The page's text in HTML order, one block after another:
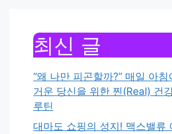
최신 글
“왜 나만 피곤할까?” 매일 아침
거운 당신을 위한 찐(Real) 건
루틴
대마도 쇼핑의 성지! 맥스밸류